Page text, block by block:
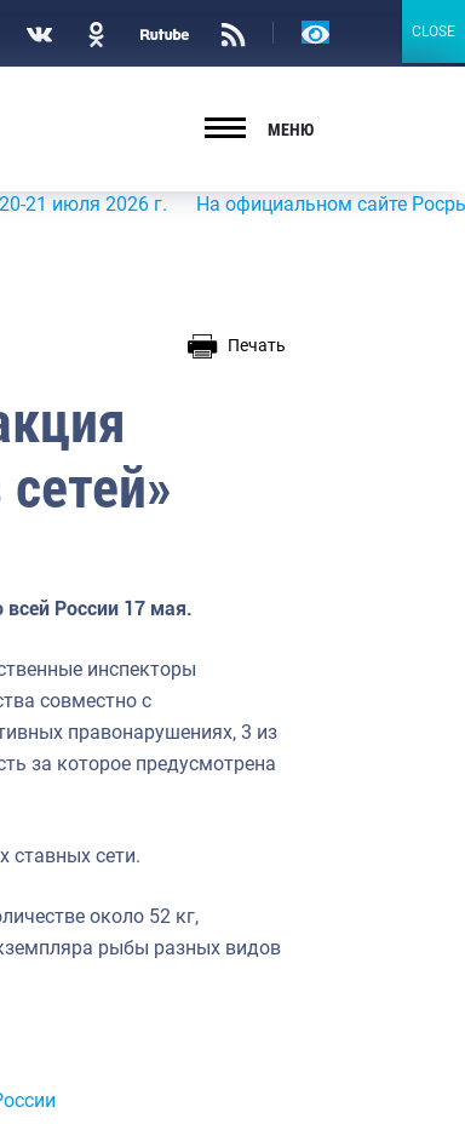
Версия
МЕНЮ
2026 г. На официальном сайте
Печать
всей России 17 мая.
инспекторы
совместно с
правонарушениях, 3 из
за которое предусмотрена
ставных сети.
около 52 кг,
рыбы разных видов
CLOSE
CLOSE